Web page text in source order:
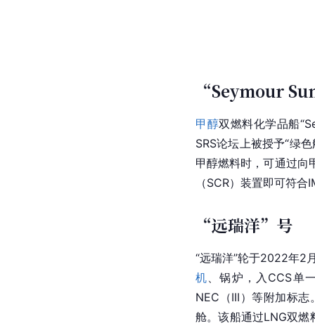
“Seymour
甲醇双燃料化学品船
SRS论坛上被授予“绿
甲醇燃料时，可通过向
（SCR）装置即可符
“远瑞洋”号
“远瑞洋”轮于2022年2
机 、锅炉，入CCS
NEC（III）等附加标
舱。该船通过LNG双燃